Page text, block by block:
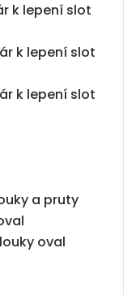
k lepení slot
k lepení slot
k lepení slot
a pruty
oval